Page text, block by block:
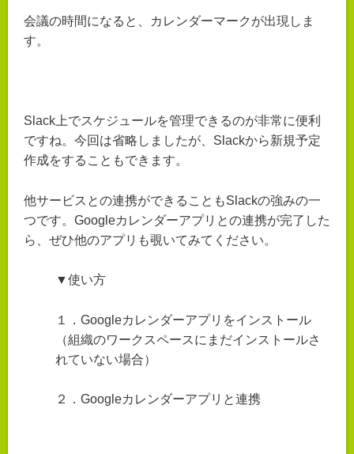
会議の時間になると、カレンダーマークが出現しま
す。
Slack上でスケジュールを管理できるのが非常に便利
ですね。今回は省略しましたが、Slackから新規予定
作成をすることもできます。
他サービスとの連携ができることもSlackの強みの一
つです。Googleカレンダーアプリとの連携が完了した
ら、ぜひ他のアプリも覗いてみてください。
▼使い方
１．Googleカレンダーアプリをインストール
（組織のワークスペースにまだインストールさ
れていない場合）
２．Googleカレンダーアプリと連携